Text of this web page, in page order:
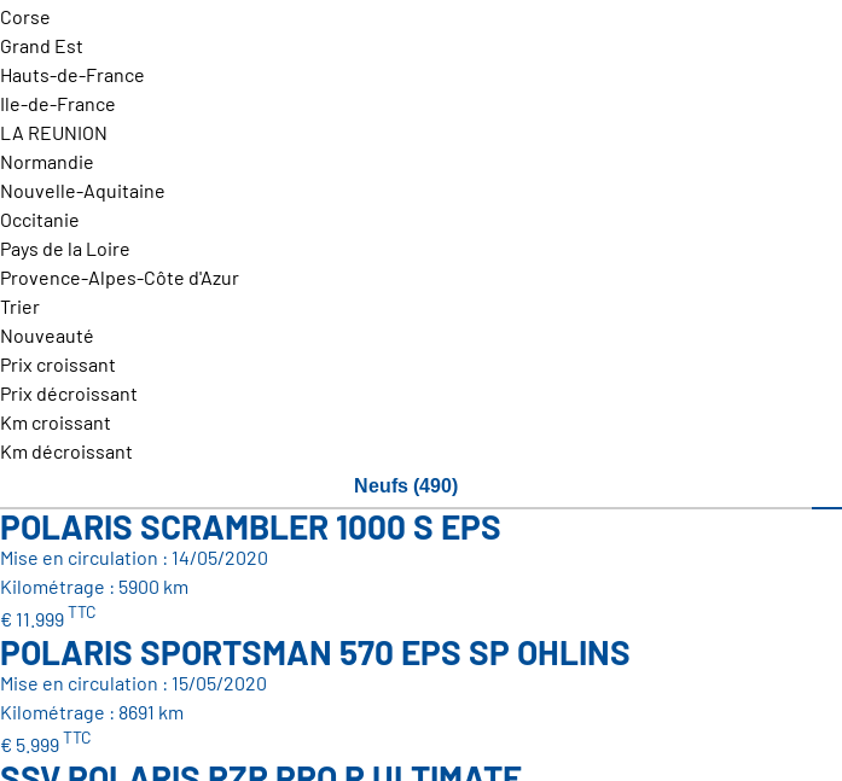
Corse
Grand Est
Hauts-de-France
Ile-de-France
LA REUNION
Normandie
Nouvelle-Aquitaine
Occitanie
Pays de la Loire
Provence-Alpes-Côte d'Azur
Trier
Nouveauté
Prix croissant
Prix décroissant
Km croissant
Km décroissant
Neufs (490)
POLARIS SCRAMBLER 1000 S EPS
Mise en circulation : 14/05/2020
Kilométrage : 5900 km
€ 11.999TTC
POLARIS SPORTSMAN 570 EPS SP OHLINS
Mise en circulation : 15/05/2020
Kilométrage : 8691 km
€ 5.999TTC